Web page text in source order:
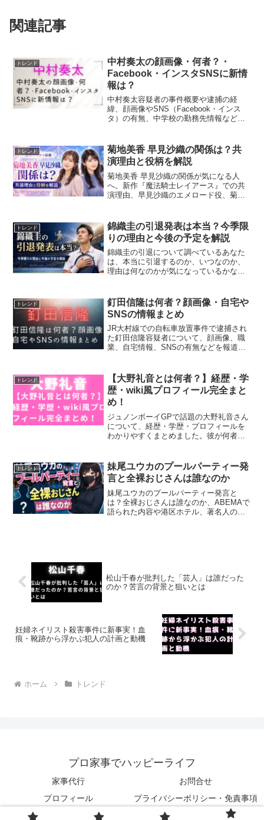
関連記事
トレンド
中村奏太の顔画像・何者？・
Facebook・インスタSNSに新情
報は？
中村奏太容疑者の事件概要や逮捕の経
緯、顔画像やSNS（Facebook・インス
タ）の有無、中学校の勤務先情報などを
トレンド
菊地美香 早見沙織の関係は？共
演理由と役柄を解説
菊地美香 早見沙織の関係が気になる人
へ。新作『魔法騎士レイアース』での共
演理由、早見沙織のエメロード役、菊地
かも確認し、菊地美香 早見沙織の検索意
図をすっきり整理できます。
トレンド
錦織圭の引退発表は本当？今季限
りの理由と今後の予定を解説
錦織圭の引退について調べているあなた
は、本当に引退するのか、いつなのか、
理由は何なのかが気になっているかなと
引退後、怪我、ランキング、全米オープ
ン、オリンピックでの実績...
トレンド
釘田信隆は何者？顔画像・自宅や
SNSの情報まとめ
JR大村線での自転車放置事件で逮捕され
た釘田信隆容疑者について、顔画像、職
業、自宅情報、SNSの有無などを報道ベ
トレンド
【大野礼音とは何者？】経歴・学
歴・wiki風プロフィール完全まと
め！
ジュノンボーイGPで話題の大野礼音さん
について、経歴・学歴・プロフィールを
わかりやすくまとめました。彼が何者な
トレンド
妹尾ユウカのプールパーティー発
言と全裸おじさんは誰なのか
妹尾ユウカのプールパーティー発言と
は？全裸おじさんは誰なのか、ABEMAで
語られた内容や港区ホテル、著名人の実
松山千春が批判した「芸人」は誰だった
のか？苦言の背景と狙いとは
妊婦ネイリスト殺害事件に新事実！血
痕・靴跡から浮かぶ犯人の計画と動機
ホーム トレンド
プロ家事でハッピーライフ
家事代行
お問合せ
プロフィール
プライバシーポリシー・免責事項